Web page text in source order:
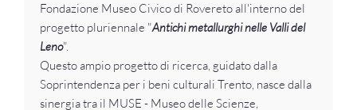
Fondazione Museo Civico di Rovereto all'interno del
progetto pluriennale "Antichi metallurghi nelle Valli del
Leno".
Questo ampio progetto di ricerca, guidato dalla
Soprintendenza per i beni culturali Trento, nasce dalla
sinergia tra il MUSE - Museo delle Scienze,